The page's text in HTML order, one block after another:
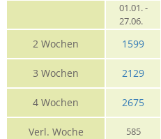
01.01. -
27.06.
2 Wochen 1599
3 Wochen 2129
4 Wochen 2675
Verl. Woche 585